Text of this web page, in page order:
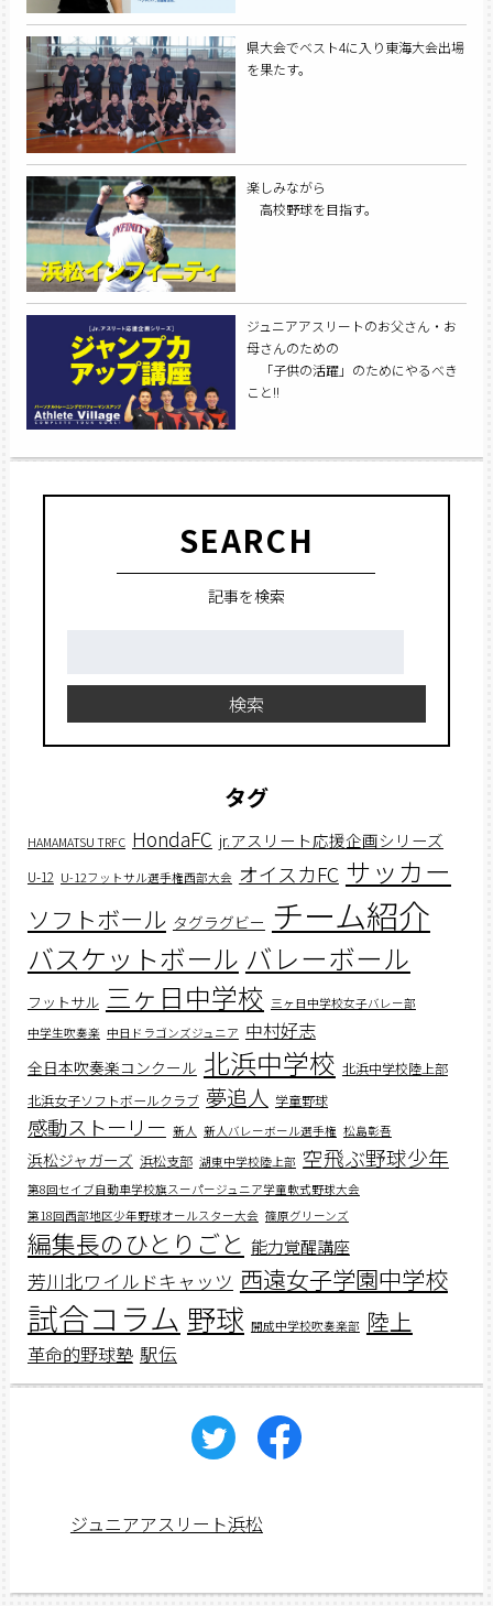
県大会でベスト4に入り東海大会出場
を果たす。
楽しみながら
高校野球を目指す。
ジュニアアスリートのお父さん・お
母さんのための
「子供の活躍」のためにやるべき
こと!!
SEARCH
記事を検索
検索
タグ
HAMAMATSU TRFC HondaFC jr.アスリート応援企画シリーズ
U-12 U-12フットサル選手権西部大会 オイスカFC サッカー
ソフトボール タグラグビー チーム紹介
バスケットボール バレーボール
フットサル 三ヶ日中学校 三ヶ日中学校女子バレー部
中学生吹奏楽 中日ドラゴンズジュニア 中村好志
全日本吹奏楽コンクール 北浜中学校 北浜中学校陸上部
北浜女子ソフトボールクラブ 夢追人 学童野球
感動ストーリー 新人 新人バレーボール選手権 松島彰吾
浜松ジャガーズ 浜松支部 湖東中学校陸上部 空飛ぶ野球少年
第8回セイブ自動車学校旗スーパージュニア学童軟式野球大会
第18回西部地区少年野球オールスター大会 篠原グリーンズ
編集長のひとりごと 能力覚醒講座
芳川北ワイルドキャッツ 西遠女子学園中学校
試合コラム 野球 開成中学校吹奏楽部 陸上
革命的野球塾 駅伝
ジュニアアスリート浜松